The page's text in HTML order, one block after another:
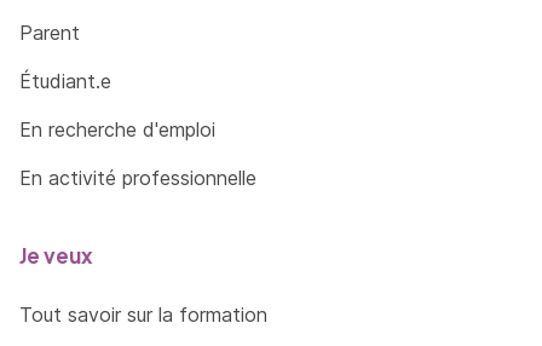
Parent
Étudiant.e
En recherche d'emploi
En activité professionnelle
Je veux
Tout savoir sur la formation